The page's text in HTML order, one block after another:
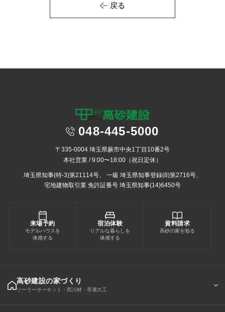
戻る
048-445-5000
〒335-0004 埼玉県蕨市中央1丁目10番2号
本社営業 / 9:00〜18:00（祝日定休）
埼玉県知事(特-3)第21114号、
一級 埼玉県知事登録(8)第2716号、
宅地建物取引業 免許証番号 埼玉県知事(14)6450号
来場予約
モデルハウスを
体感する
宿泊体験
リアルな暮らしを
体感する
資料請求
高砂の家を知る
高砂建設の家づくり
ソーラーサーキット・西川材・専属大工